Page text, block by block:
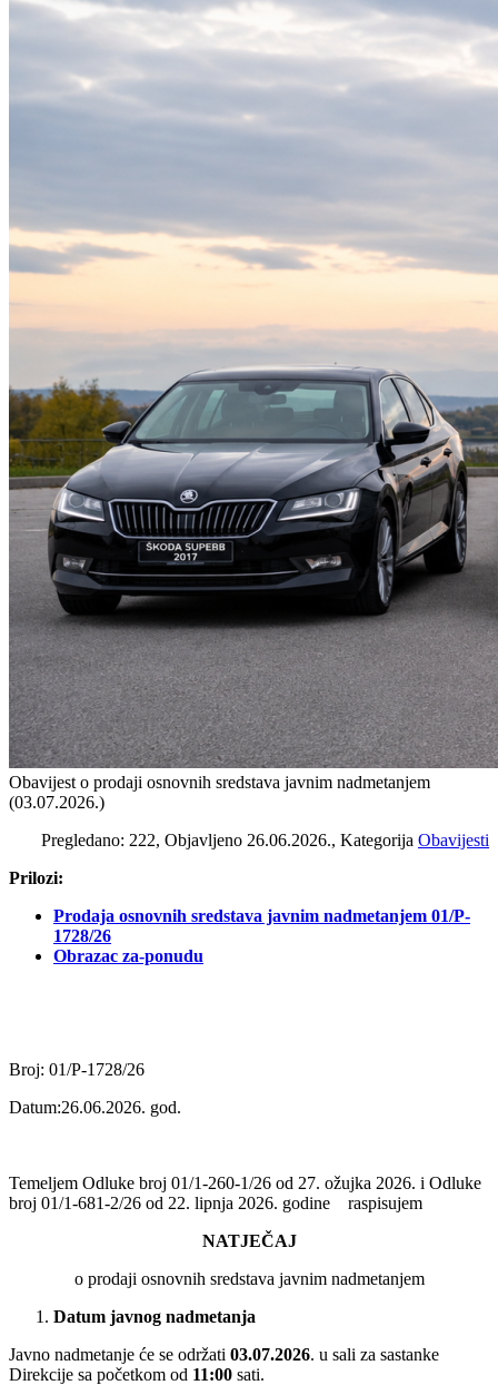
Obavijest o prodaji osnovnih sredstava javnim nadmetanjem
(03.07.2026.)
Pregledano: 222, Objavljeno 26.06.2026., Kategorija Obavijesti
Prilozi:
Prodaja osnovnih sredstava javnim nadmetanjem 01/P-
1728/26
Obrazac za-ponudu
Broj: 01/P-1728/26
Datum:26.06.2026. god.
Temeljem Odluke broj 01/1-260-1/26 od 27. ožujka 2026. i Odluke
broj 01/1-681-2/26 od 22. lipnja 2026. godine raspisujem
NATJEČAJ
o prodaji osnovnih sredstava javnim nadmetanjem
Datum javnog nadmetanja
Javno nadmetanje će se održati 03.07.2026. u sali za sastanke
Direkcije sa početkom od 11:00 sati.